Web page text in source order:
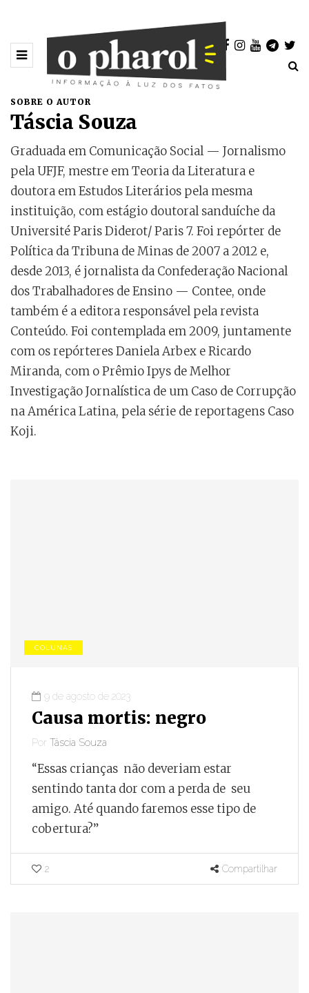
SOBRE O AUTOR
Táscia Souza
Graduada em Comunicação Social — Jornalismo
pela UFJF, mestre em Teoria da Literatura e
doutora em Estudos Literários pela mesma
instituição, com estágio doutoral sanduíche da
Université Paris Diderot/ Paris 7. Foi repórter de
Política da Tribuna de Minas de 2007 a 2012 e,
desde 2013, é jornalista da Confederação Nacional
dos Trabalhadores de Ensino — Contee, onde
também é a editora responsável pela revista
Conteúdo. Foi contemplada em 2009, juntamente
com os repórteres Daniela Arbex e Ricardo
Miranda, com o Prêmio Ipys de Melhor
Investigação Jornalística de um Caso de Corrupção
na América Latina, pela série de reportagens Caso
Koji.
COLUNAS
9 de agosto de 2023
Causa mortis: negro
Por Táscia Souza
“Essas crianças não deveriam estar
sentindo tanta dor com a perda de seu
amigo. Até quando faremos esse tipo de
cobertura?”
2 Compartilhar